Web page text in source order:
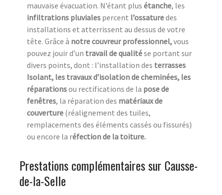
mauvaise évacuation. N’étant plus étanche, les
infiltrations pluviales percent l’ossaturedes
installations et atterrissent au dessus de votre
tête. Grâce à notre couvreur professionnel,vous
pouvez jouir d’un travail de qualitése portant sur
divers points, dont : l’installation des terrasses
Isolant, les travaux d’isolation de cheminées, les
réparationsou rectifications de la pose de
fenêtres, la réparation des matériaux de
couverture (réalignement des tuiles,
remplacements des éléments cassés ou fissurés)
ou encore la réfection de la toiture.
Prestations complémentaires sur Causse-
de-la-Selle